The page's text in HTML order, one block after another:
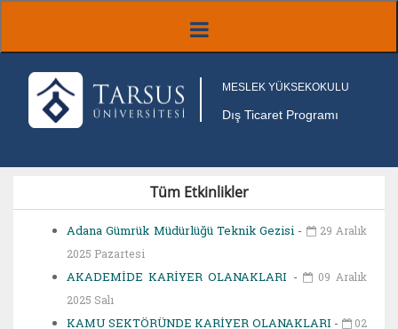
MESLEK YÜKSEKOKULU
Dış Ticaret Programı
Tüm Etkinlikler
Adana Gümrük Müdürlüğü Teknik Gezisi -
29 Aralık
2025 Pazartesi
AKADEMİDE KARİYER OLANAKLARI -
09 Aralık
2025 Salı
KAMU SEKTÖRÜNDE KARİYER OLANAKLARI -
02